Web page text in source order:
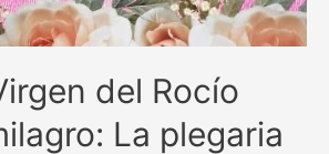
del Rocío
La plegaria